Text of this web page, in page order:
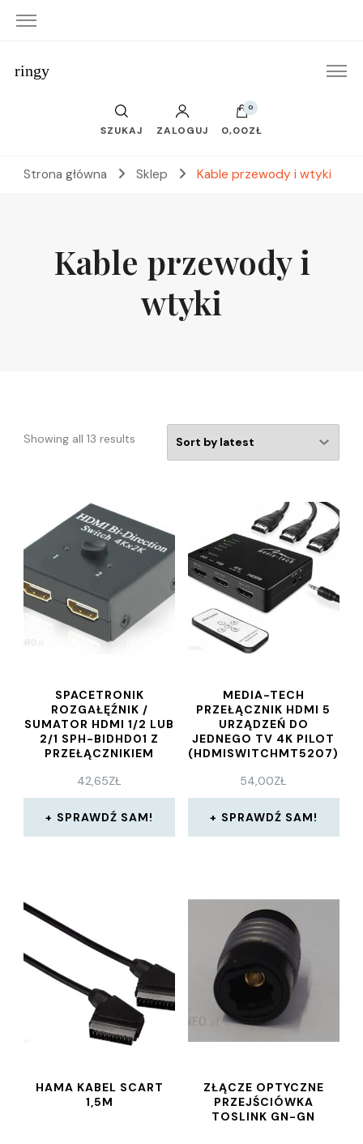
ringy
SZUKAJ ZALOGUJ
0
0,00ZŁ
Strona główna Sklep Kable przewody i wtyki
Kable przewody i
wtyki
Showing all 13 results
SPACETRONIK
ROZGAŁĘŹNIK /
SUMATOR HDMI 1/2 LUB
2/1 SPH-BIDHD01 Z
PRZEŁĄCZNIKIEM
42,65ZŁ
SPRAWDŹ SAM!
MEDIA-TECH
PRZEŁĄCZNIK HDMI 5
URZĄDZEŃ DO
JEDNEGO TV 4K PILOT
(HDMISWITCHMT5207)
54,00ZŁ
SPRAWDŹ SAM!
HAMA KABEL SCART
1,5M
ZŁĄCZE OPTYCZNE
PRZEJŚCIÓWKA
TOSLINK GN-GN